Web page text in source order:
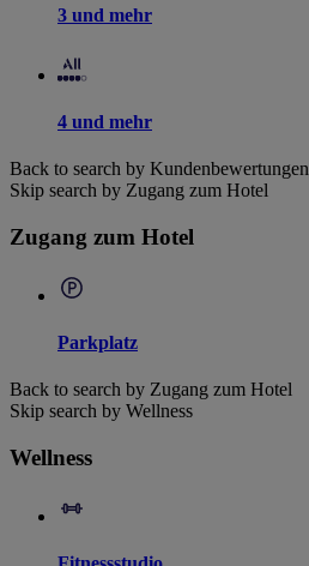
3 und mehr
4 und mehr
Back to search by Kundenbewertungen
Skip search by Zugang zum Hotel
Zugang zum Hotel
Parkplatz
Back to search by Zugang zum Hotel
Skip search by Wellness
Wellness